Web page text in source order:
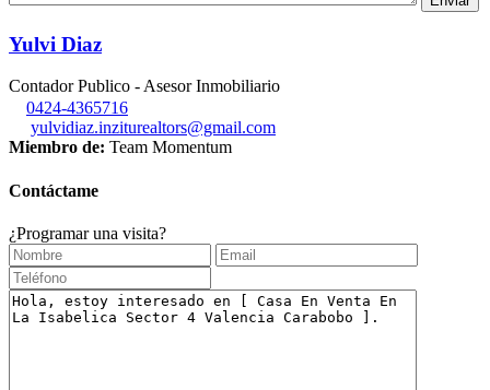
Yulvi Diaz
Contador Publico - Asesor Inmobiliario
0424-4365716
yulvidiaz.inziturealtors@gmail.com
Miembro de: Team Momentum
Contáctame
¿Programar una visita?